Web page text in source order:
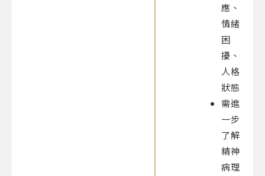
應、
情緒
困
擾、
人格
狀態
需進
一步
了解
精神
病理